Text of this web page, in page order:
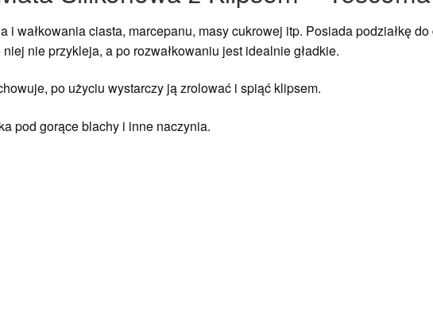
i wałkowania ciasta, marcepanu, masy cukrowej itp. Posiada podziałkę
nie przykleja, a po rozwałkowaniu jest idealnie gładkie.
po użyciu wystarczy ją zrolować i spiąć klipsem.
pod gorące blachy i inne naczynia.